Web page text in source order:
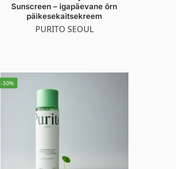
Sunscreen – igapäevane õrn
päikesekaitsekreem
PURITO SEOUL
-30%